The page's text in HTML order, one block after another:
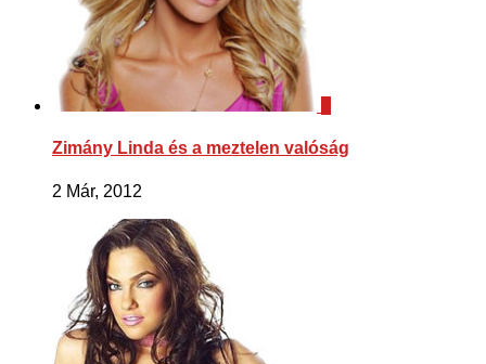
Zimány Linda és a meztelen valóság
2 Már, 2012